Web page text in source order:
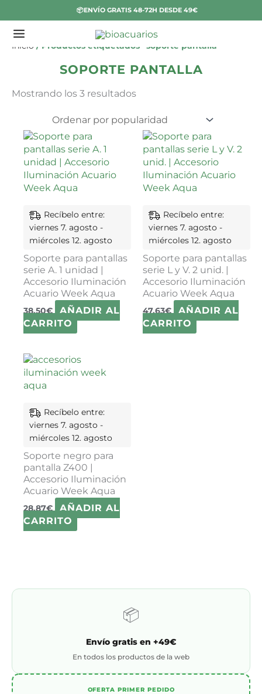
al
contenido
📦ENVÍO GRATIS 48-72H DESDE 49€
Inicio / Productos etiquetados “soporte pantalla”
SOPORTE PANTALLA
Mostrando los 3 resultados
Ordenado
por
popularidad
Recíbelo entre:
viernes 7. agosto -
miércoles 12. agosto
Soporte para pantallas
serie A. 1 unidad |
Accesorio Iluminación
Acuario Week Aqua
38,50€
AÑADIR AL
CARRITO
Recíbelo entre:
viernes 7. agosto -
miércoles 12. agosto
Soporte para pantallas
serie L y V. 2 unid. |
Accesorio Iluminación
Acuario Week Aqua
47,63€
AÑADIR AL
CARRITO
Recíbelo entre:
viernes 7. agosto -
miércoles 12. agosto
Soporte negro para
pantalla Z400 |
Accesorio Iluminación
Acuario Week Aqua
28,87€
AÑADIR AL
CARRITO
📦
Envío gratis en +49€
En todos los productos de la web
OFERTA PRIMER PEDIDO
E
a